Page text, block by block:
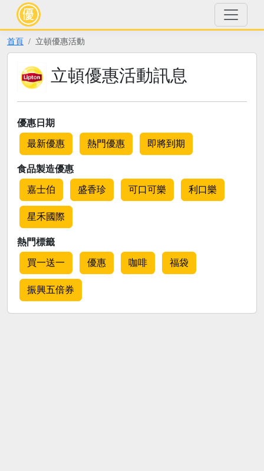
首頁 立頓優惠活動
立頓優惠活動訊息
優惠日期
最新優惠 熱門優惠 即將到期
食品製造優惠
嘉士伯 盛香珍 可口可樂 利口樂
星禾國際
熱門標籤
買一送一 優惠 咖啡 福袋
振興五倍券